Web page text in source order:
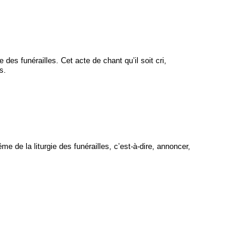
des funérailles. Cet acte de chant qu’il soit cri,
de la liturgie des funérailles, c’est-à-dire, annoncer,